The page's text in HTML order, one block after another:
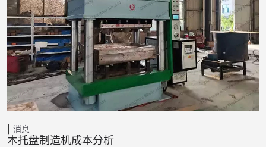
消息
木托盘制造机成本分析